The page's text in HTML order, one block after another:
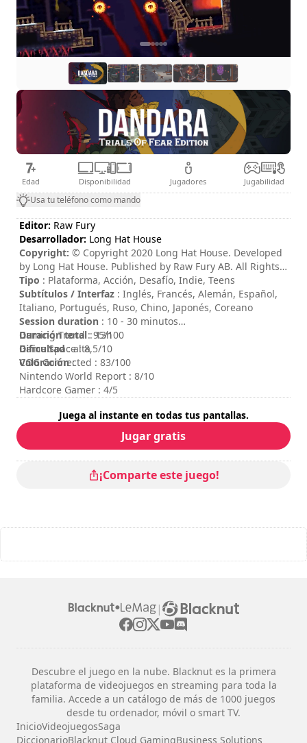
Edad Disponibilidad Jugadores Jugabilidad
Usa tu teléfono como mando
Editor: Raw Fury
Desarrollador: Long Hat House
Copyright: ©️ Copyright 2020 Long Hat House. Developed
by Long Hat House. Published by Raw Fury AB. All Rights
Reserved.
Tipo : Plataforma, Acción, Desafío, Indie, Teens
Subtítulos / Interfaz : Inglés, Francés, Alemán, Español,
Italiano, Portugués, Ruso, Chino, Japonés, Coreano
Session duration : 10 - 30 minutos
Duración total: 13h
Dificultad: alta
Valoración:
Gaming Trend : 95/100
Game Space : 8,5/10
COG Connected : 83/100
Nintendo World Report : 8/10
Hardcore Gamer : 4/5
Juega al instante en todas tus pantallas.
Jugar gratis
¡Comparte este juego!
|
Descubre el juego en la nube. Blacknut es la primera
plataforma de videojuegos en streaming para toda la
familia. Accede a un catálogo de más de 1000 juegos
desde tu ordenador, móvil o smart TV.
InicioVideojuegosSaga
DiccionarioBlacknut Cloud GamingBusiness Solutions